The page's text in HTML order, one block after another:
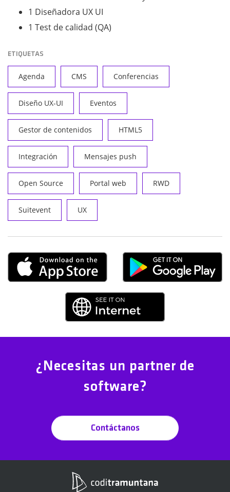
1 Diseñadora UX UI
1 Test de calidad (QA)
ETIQUETAS
Agenda CMS Conferencias
Diseño UX-UI Eventos
Gestor de contenidos HTML5
Integración Mensajes push
Open Source Portal web RWD
Suitevent UX
¿Necesitas un partner de
software?
Contáctanos